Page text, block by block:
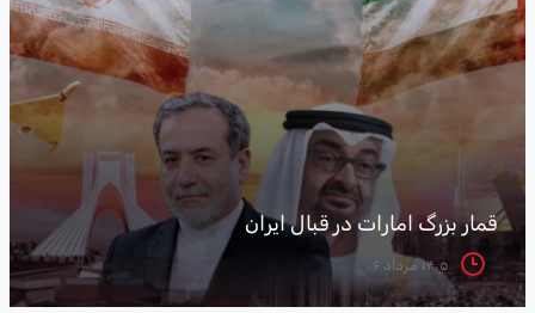
قمار بزرگ امارات در قبال ایران
۱۴۰۵ مرداد ۰۶